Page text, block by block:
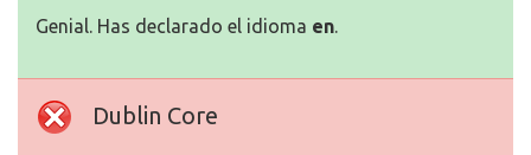
Genial. Has declarado el idioma en.
Dublin Core